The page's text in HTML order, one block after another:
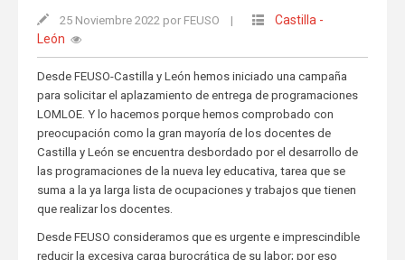
25 Noviembre 2022 por FEUSO |
Castilla -
León
Desde FEUSO-Castilla y León hemos iniciado una campaña
para solicitar el aplazamiento de entrega de programaciones
LOMLOE. Y lo hacemos porque hemos comprobado con
preocupación como la gran mayoría de los docentes de
Castilla y León se encuentra desbordado por el desarrollo de
las programaciones de la nueva ley educativa, tarea que se
suma a la ya larga lista de ocupaciones y trabajos que tienen
que realizar los docentes.
Desde FEUSO consideramos que es urgente e imprescindible
reducir la excesiva carga burocrática de su labor; por eso